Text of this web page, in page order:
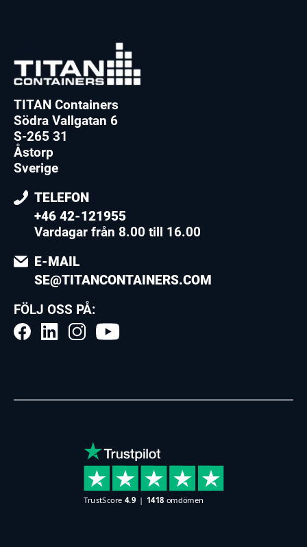
TITAN Containers
Södra Vallgatan 6
S-265 31
Åstorp
Sverige
TELEFON
+46 42-121955
Vardagar från 8.00 till 16.00
E-MAIL
SE@TITANCONTAINERS.COM
FÖLJ OSS PÅ: